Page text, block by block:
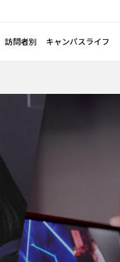
訪問者別 キャンパスライフ